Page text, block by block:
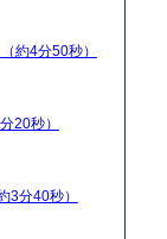
（約4分50秒）
20秒）
3分40秒）